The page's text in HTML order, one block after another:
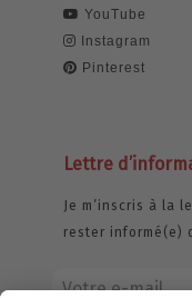
YouTube
Instagram
Pinterest
Lettre
Je m’inscris à la
rester informé(e)